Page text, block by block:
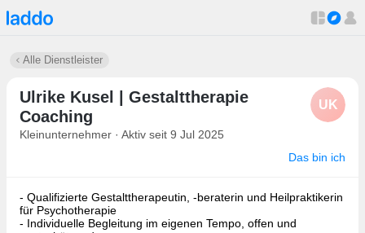
Alle Dienstleister
Ulrike Kusel | Gestalttherapie
Coaching
Kleinunternehmer · Aktiv seit 9 Jul 2025
UK
Das bin ich
- Qualifizierte Gestalttherapeutin, -beraterin und Heilpraktikerin
für Psychotherapie
- Individuelle Begleitung im eigenen Tempo, offen und